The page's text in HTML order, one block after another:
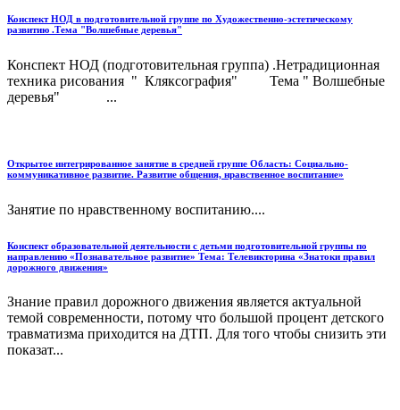
Конспект НОД в подготовительной группе по Художественно-эстетическому
развитию .Тема "Волшебные деревья"
Конспект НОД (подготовительная группа) .Нетрадиционная
техника рисования " Кляксография" Тема " Волшебные
деревья" ...
Открытое интегрированное занятие в средней группе Область: Социально-
коммуникативное развитие. Развитие общения, нравственное воспитание»
Занятие по нравственному воспитанию....
Конспект образовательной деятельности с детьми подготовительной группы по
направлению «Познавательное развитие» Тема: Телевикторина «Знатоки правил
дорожного движения»
Знание правил дорожного движения является актуальной
темой современности, потому что большой процент детского
травматизма приходится на ДТП. Для того чтобы снизить эти
показат...